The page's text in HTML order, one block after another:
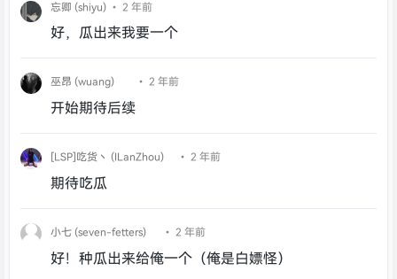
忘卿 (shiyu) • 2 年前
好，瓜出来我要一个
巫昂 (wuang) • 2 年前
开始期待后续
[LSP]吃货丶 (ILanZhou) • 2 年前
期待吃瓜
小七 (seven-fetters) • 2 年前
好！种瓜出来给俺一个（俺是白嫖怪）